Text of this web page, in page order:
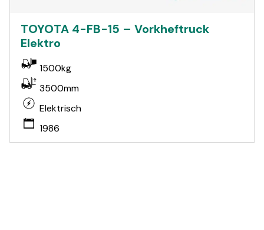
TOYOTA 4-FB-15 – Vorkheftruck
Elektro
1500kg
3500mm
Elektrisch
1986